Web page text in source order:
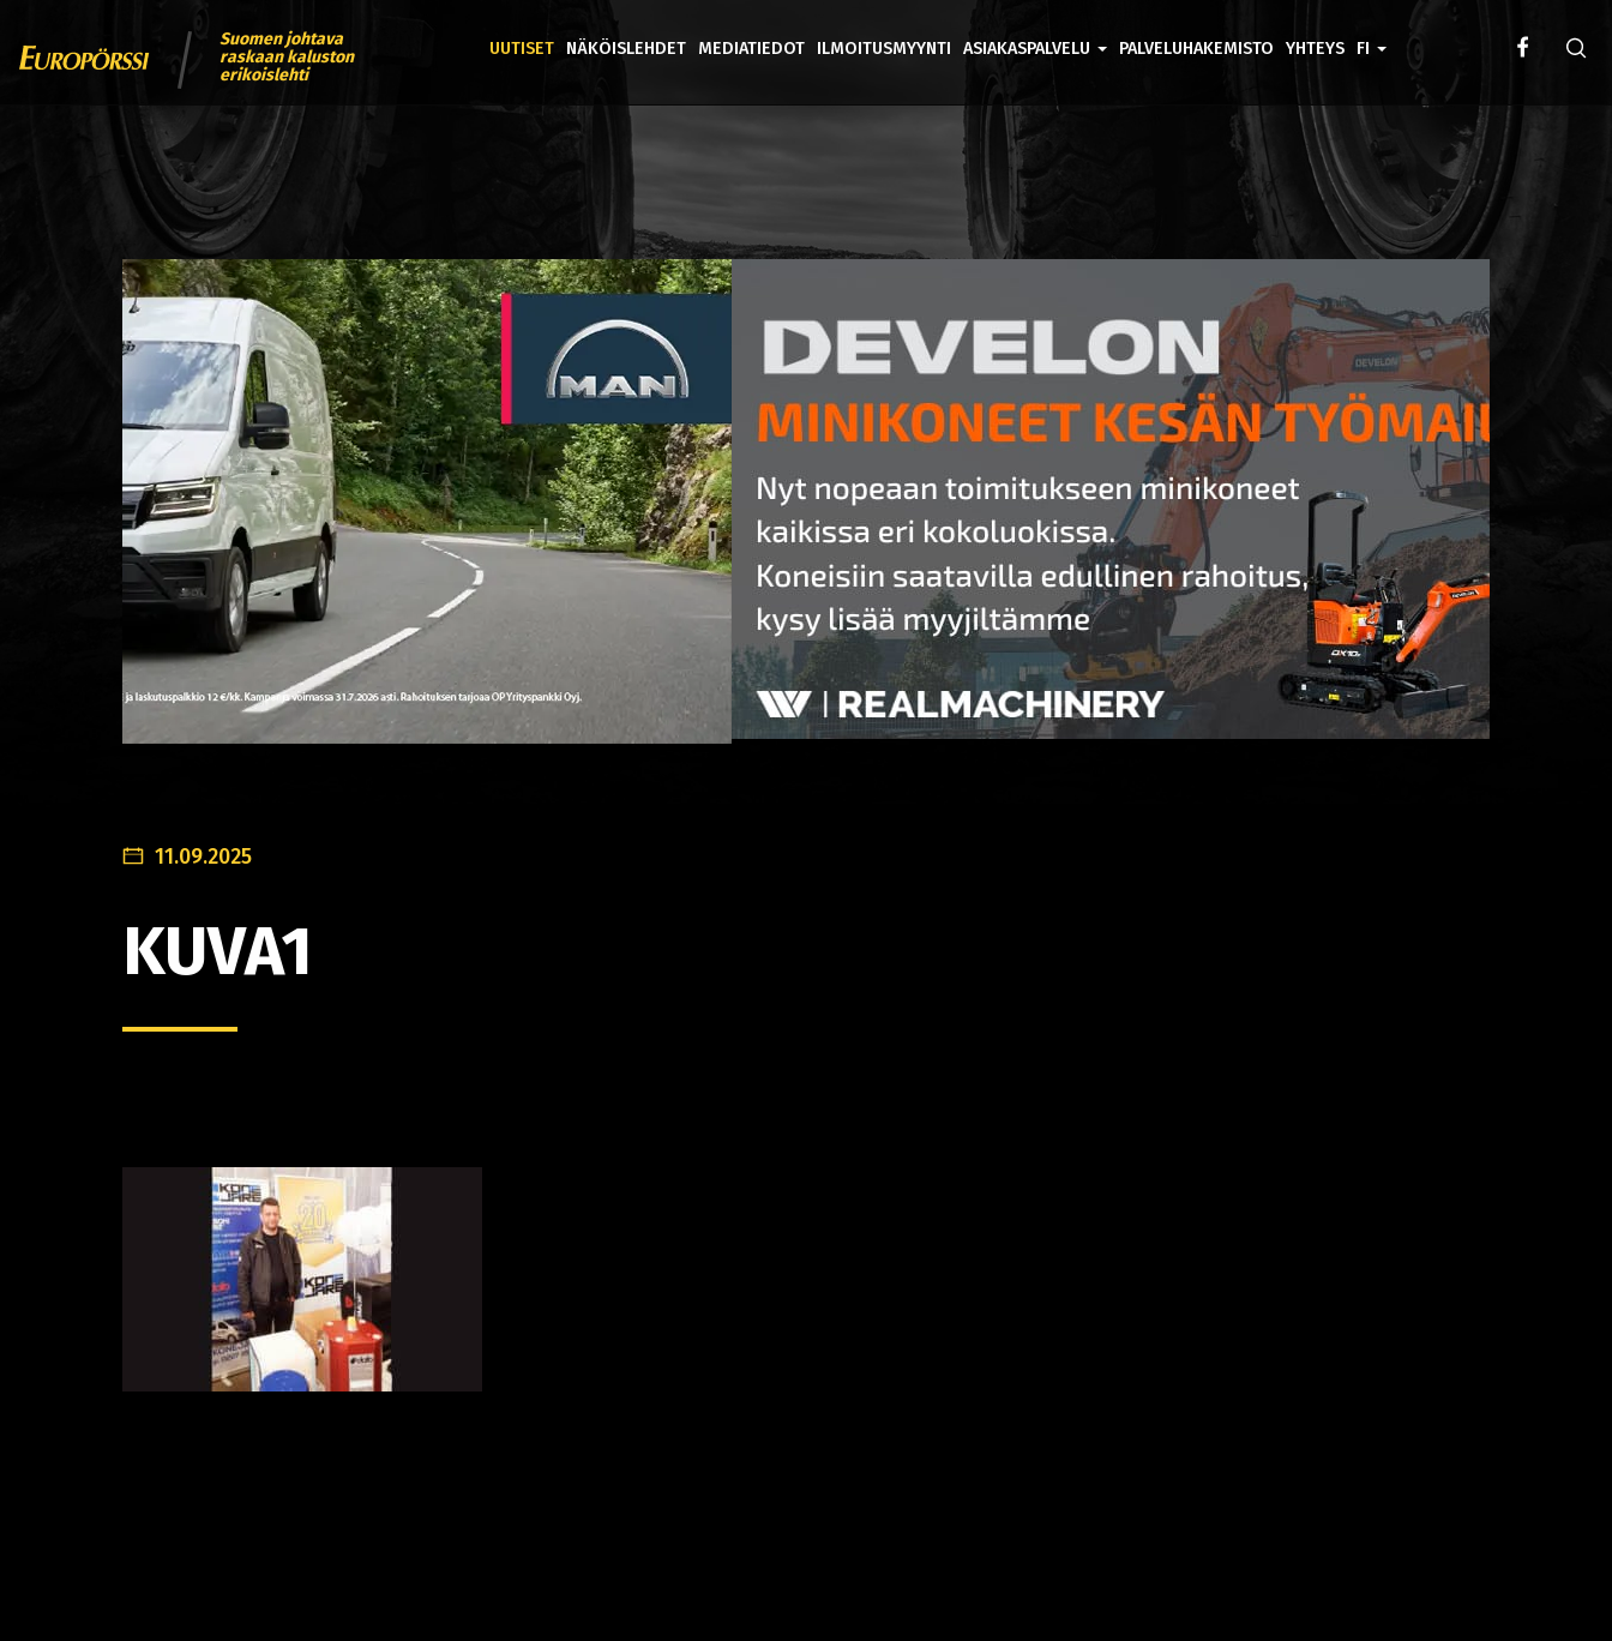
Suomen johtava
raskaan kaluston
erikoislehti
UUTISET NÄKÖISLEHDET MEDIATIEDOT ILMOITUSMYYNTI ASIAKASPALVELU PALVELUHAKEMISTO YHTEYS FI
11.09.2025
KUVA1